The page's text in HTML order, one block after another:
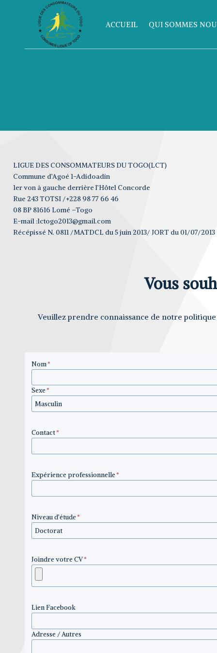
ACCUEIL QUI SOMMES
LIGUE DES CONSOMMATEURS DU TOGO(LCT)
Commune d’Agoé 1-Adidoadin
1er von à gauche derrière l’Hôtel Concorde
Rue 243 TOTSI /+228 98 77 66 46
08 BP 81616 Lomé –Togo
E-mail :lctogo2013@gmail.com
Récépissé N. 0811 /MATDCL du 5 juin 2013/ JORT du 01/07/2013
Vous
Veuillez prendre connaissance de notre
Nom*
Sexe*
Contact*
Expérience professionnelle*
Niveau d’étude*
Joindre votre CV*
Lien Facebook
Adresse / Autres